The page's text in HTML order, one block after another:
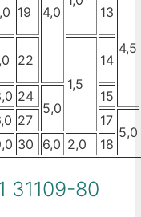
4,0
19 13
4,5
22
1,5
14
24
5,0
15
27 17
5,0
30 6,0 2,0 18
31109-80